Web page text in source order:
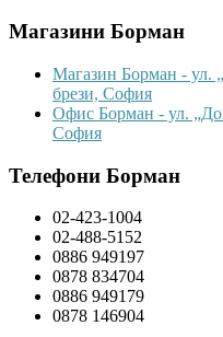
Магазини Борман
Магазин Борман - ул.
брези, София
Офис Борман - ул.
София
Телефони Борман
02-423-1004
02-488-5152
0886 949197
0878 834704
0886 949179
0878 146904